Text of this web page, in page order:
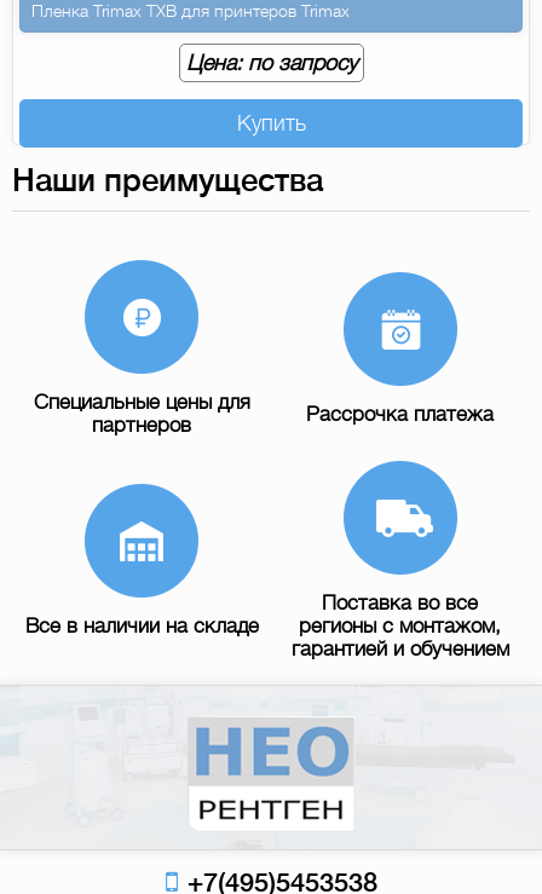
Пленка Trimax TXB для принтеров Trimax
Цена: по запросу
Купить
Наши преимущества
Специальные цены для
партнеров
Рассрочка платежа
Все в наличии на складе
Поставка во все
регионы с монтажом,
гарантией и обучением
+7(495)5453538